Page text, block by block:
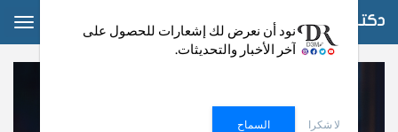
دكتور دعم
نود أن نعرض لك إشعارات للحصول على
آخر الأخبار والتحديثات.
لا شكرا السماح